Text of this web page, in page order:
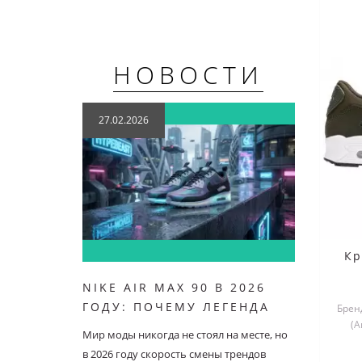
НОВОСТИ
27.02.2026
NIKE AIR MAX 90 В 2026
ГОДУ: ПОЧЕМУ ЛЕГЕНДА
Мир моды никогда не стоял на месте, но
в 2026 году скорость смены трендов
Nike